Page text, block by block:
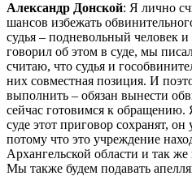
Александр Донской: Я лично
шансов избежать
судья – подневольный человек
говорил об этом в суде, мы
считаю, что судья и
них совместная позиция. И
выполнить – обязан вынести
сейчас готовимся к обращению.
суде этот приговор сохранят, он
потому что это учреждение
Архангельской области и так
Мы также будем подавать